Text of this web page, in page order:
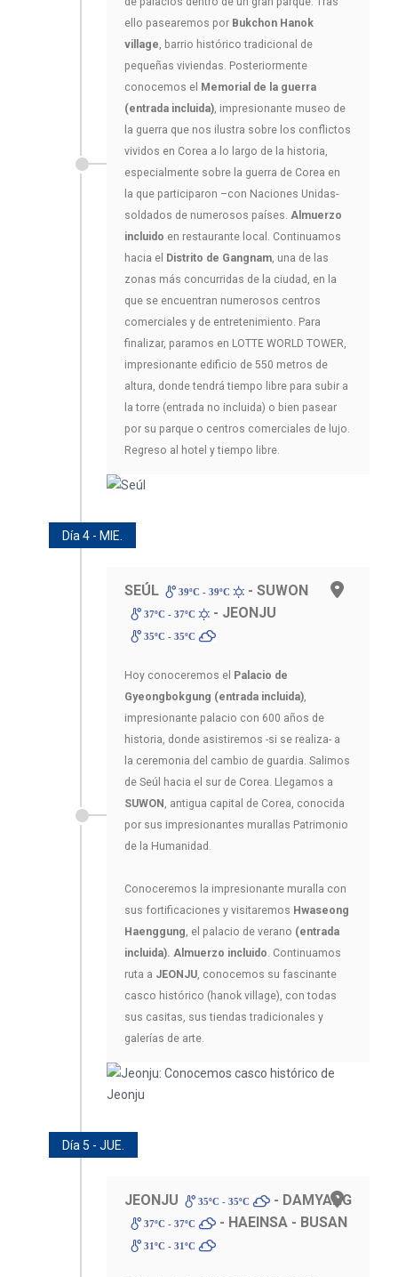
ello pasearemos por Bukchon Hanok
village , barrio histórico tradicional de
pequeñas viviendas. Posteriormente
conocemos el Memorial de la guerra
(entrada incluida) , impresionante museo de
la guerra que nos ilustra sobre los conflictos
vividos en Corea a lo largo de la historia,
especialmente sobre la guerra de Corea en
la que participaron –con Naciones Unidas-
soldados de numerosos países. Almuerzo
incluido en restaurante local. Continuamos
hacia el Distrito de Gangnam , una de las
zonas más concurridas de la ciudad, en la
que se encuentran numerosos centros
comerciales y de entretenimiento. Para
finalizar, paramos en LOTTE WORLD TOWER,
impresionante edificio de 550 metros de
altura, donde tendrá tiempo libre para subir a
la torre (entrada no incluida) o bien pasear
por su parque o centros comerciales de lujo.
Regreso al hotel y tiempo libre.
Día 4 - MIE.
SEÚL 39ºC - 39ºC - SUWON
37ºC - 37ºC - JEONJU
35ºC - 35ºC
Hoy conoceremos el Palacio de
Gyeongbokgung (entrada incluida)
impresionante palacio con 600 años de
historia, donde asistiremos -si se realiza- a
la ceremonia del cambio de guardia. Salimos
de Seúl hacia el sur de Corea. Llegamos a
SUWON , antigua capital de Corea, conocida
por sus impresionantes murallas Patrimonio
de la Humanidad.
Conoceremos la impresionante muralla con
sus fortificaciones y visitaremos Hwaseong
Haenggung , el palacio de verano (entrada
incluida). Almuerzo incluido . Continuamos
ruta a JEONJU , conocemos su fascinante
casco histórico (hanok village), con todas
sus casitas, sus tiendas tradicionales y
galerías de arte.
Día 5 - JUE.
JEONJU 35ºC - 35ºC - DAMYANG
37ºC - 37ºC - HAEINSA - BUSAN
31ºC - 31ºC